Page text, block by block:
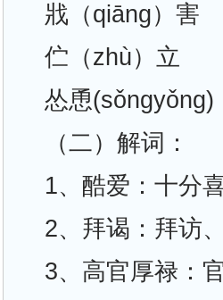
戕（qiāng）害
伫（zhù）立
怂恿(sǒngyǒng)
（二）解词：
1、酷爱：十分喜
2、拜谒：拜访
3、高官厚禄：